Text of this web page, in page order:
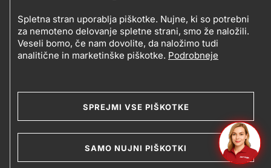
Spletna stran uporablja piškotke. Nujne, ki so potrebni
za nemoteno delovanje spletne strani, smo že naložili.
Veseli bomo, če nam dovolite, da naložimo tudi
analitične in marketinške piškotke. Podrobneje
SPREJMI VSE PIŠKOTKE
SAMO NUJNI PIŠKOTKI
and
Varstvo zasebnosti in osebnih podatkov
Splošni pogoji poslovanja
Piškotki
Izjava o dostopnosti
Kazalo strani